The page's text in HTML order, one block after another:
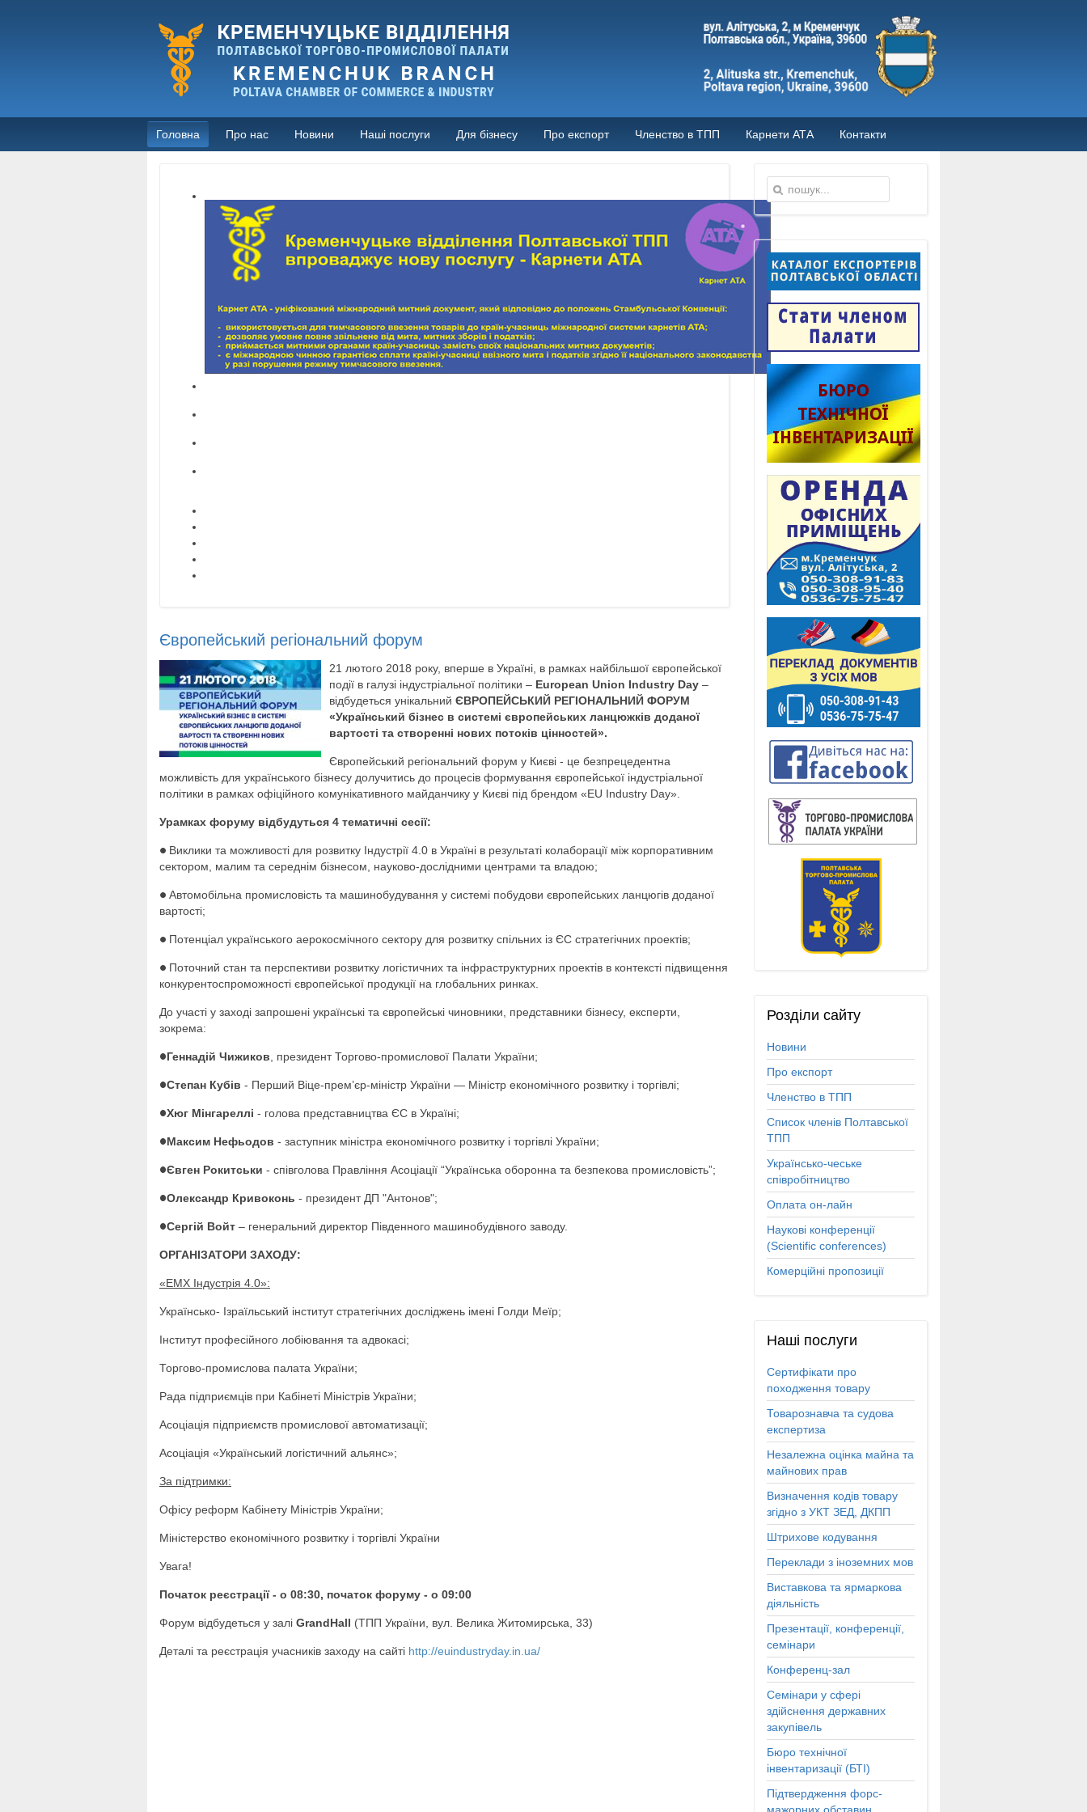
Головна Про нас Новини Наші послуги Для бізнесу Про експорт Членство в ТПП Карнети АТА Контакти
Європейський регіональний форум
21 лютого 2018 року, вперше в Україні, в рамках найбільшої європейської
події в галузі індустріальної політики – European Union Industry Day –
відбудеться унікальний ЄВРОПЕЙСЬКИЙ РЕГІОНАЛЬНИЙ ФОРУМ
«Український бізнес в системі європейських ланцюжків доданої
вартості та створенні нових потоків цінностей».
Європейський регіональний форум у Києві - це безпрецедентна
можливість для українського бізнесу долучитись до процесів формування європейської індустріальної
політики в рамках офіційного комунікативного майданчику у Києві під брендом «EU Industry Day».
Урамках форуму відбудуться 4 тематичні сесії:
● Виклики та можливості для розвитку Індустрії 4.0 в Україні в результаті колаборації між корпоративним
сектором, малим та середнім бізнесом, науково-дослідними центрами та владою;
● Автомобільна промисловість та машинобудування у системі побудови європейських ланцюгів доданої
вартості;
● Потенціал українського аерокосмічного сектору для розвитку спільних із ЄС стратегічних проектів;
● Поточний стан та перспективи розвитку логістичних та інфраструктурних проектів в контексті підвищення
конкурентоспроможності європейської продукції на глобальних ринках.
До участі у заході запрошені українські та європейські чиновники, представники бізнесу, експерти,
зокрема:
●Геннадій Чижиков , президент Торгово-промислової Палати України;
●Степан Кубів - Перший Віце-прем’єр-міністр України — Міністр економічного розвитку і торгівлі;
●Хюг Мінгареллі - голова представництва ЄС в Україні;
●Максим Нефьодов - заступник міністра економічного розвитку і торгівлі України;
●Євген Рокитськи - співголова Правління Асоціації “Українська оборонна та безпекова промисловість”;
●Олександр Кривоконь - президент ДП "Антонов";
●Сергій Войт – генеральний директор Південного машинобудівного заводу.
ОРГАНІЗАТОРИ ЗАХОДУ:
«ЕМХ Індустрія 4.0»:
Українсько- Ізраїльський інститут стратегічних досліджень імені Голди Меїр;
Інститут професійного лобіювання та адвокасі;
Торгово-промислова палата України;
Рада підприємців при Кабінеті Міністрів України;
Асоціація підприємств промислової автоматизації;
Асоціація «Український логістичний альянс»;
За підтримки:
Офісу реформ Кабінету Міністрів України;
Міністерство економічного розвитку і торгівлі України
Увага!
Початок реєстрації - о 08:30, початок форуму - о 09:00
Форум відбудеться у залі GrandHall (ТПП України, вул. Велика Житомирська, 33)
Деталі та реєстрація учасників заходу на сайті http://euindustryday.in.ua/
Розділи сайту
Новини
Про експорт
Членство в ТПП
Список членів Полтавської
ТПП
Українсько-чеське
співробітництво
Оплата он-лайн
Наукові конференції
(Scientific conferences)
Комерційні пропозиції
Наші послуги
Сертифікати про
походження товару
Товарознавча та судова
експертиза
Незалежна оцінка майна та
майнових прав
Визначення кодів товару
згідно з УКТ ЗЕД, ДКПП
Штрихове кодування
Переклади з іноземних мов
Виставкова та ярмаркова
діяльність
Презентації, конференції,
семінари
Конференц-зал
Семінари у сфері
здійснення державних
закупівель
Бюро технічної
інвентаризації (БТІ)
Підтвердження форс-
мажорних обставин